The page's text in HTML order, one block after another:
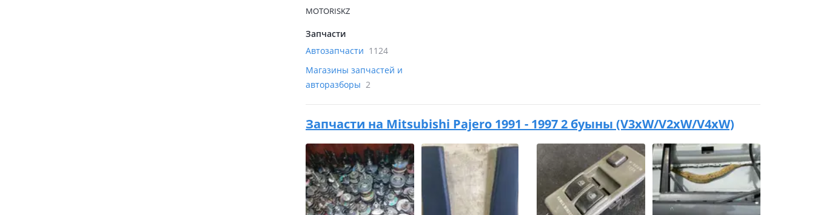
MOTORISKZ
Запчасти
Автозапчасти 1124
Магазины запчастей и
авторазборы 2
Запчасти на Mitsubishi Pajero 1991 - 1997 2 буыны (V3xW/V2xW/V4xW)